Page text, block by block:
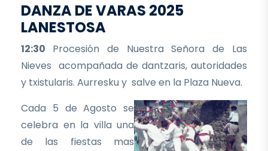
DANZA DE VARAS 2025
LANESTOSA
12:30 Procesión de Nuestra Señora de Las
Nieves acompañada de dantzaris, autoridades
y txistularis. Aurresku y salve en la Plaza Nueva.
Cada 5 de Agosto se
celebra en la villa una
de las fiestas mas